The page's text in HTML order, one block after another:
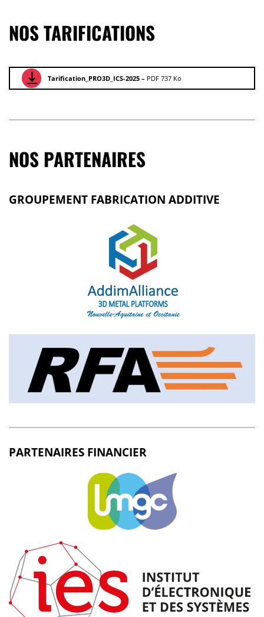
NOS TARIFICATIONS
Tarification_PRO3D_ICS-2025 – PDF 737 Ko
NOS PARTENAIRES
GROUPEMENT FABRICATION ADDITIVE
PARTENAIRES FINANCIER